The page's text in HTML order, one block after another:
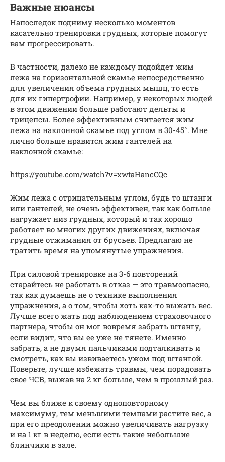
Важные нюансы
Напоследок подниму несколько моментов
касательно тренировки грудных, которые помогут
вам прогрессировать.
В частности, далеко не каждому подойдет жим
лежа на горизонтальной скамье непосредственно
для увеличения объема грудных мышц, то есть
для их гипертрофии. Например, у некоторых людей
в этом движении больше работают дельты и
трицепсы. Более эффективным считается жим
лежа на наклонной скамье под углом в 30-45°. Мне
лично больше нравится жим гантелей на
наклонной скамье:
https://youtube.com/watch?v=xwtaHancCQc
Жим лежа с отрицательным углом, будь то штанги
или гантелей, не очень эффективен, так как больше
нагружает низ грудных, который и так хорошо
работает во многих других движениях, включая
грудные отжимания от брусьев. Предлагаю не
тратить время на упомянутые упражнения.
При силовой тренировке на 3-6 повторений
старайтесь не работать в отказ — это травмоопасно,
так как думаешь не о технике выполнения
упражнения, а о том, чтобы хоть как-то выжать вес.
Лучше всего жать под наблюдением страховочного
партнера, чтобы он мог вовремя забрать штангу,
если видит, что вы ее уже не тянете. Именно
забрать, а не двумя пальчиками подталкивать и
смотреть, как вы извиваетесь ужом под штангой.
Поверьте, лучше избежать травмы, чем порадовать
свое ЧСВ, выжав на 2 кг больше, чем в прошлый раз.
Чем вы ближе к своему одноповторному
максимуму, тем меньшими темпами растите вес, а
при его преодолении можно увеличивать нагрузку
и на 1 кг в неделю, если есть такие небольшие
блинчики в зале.